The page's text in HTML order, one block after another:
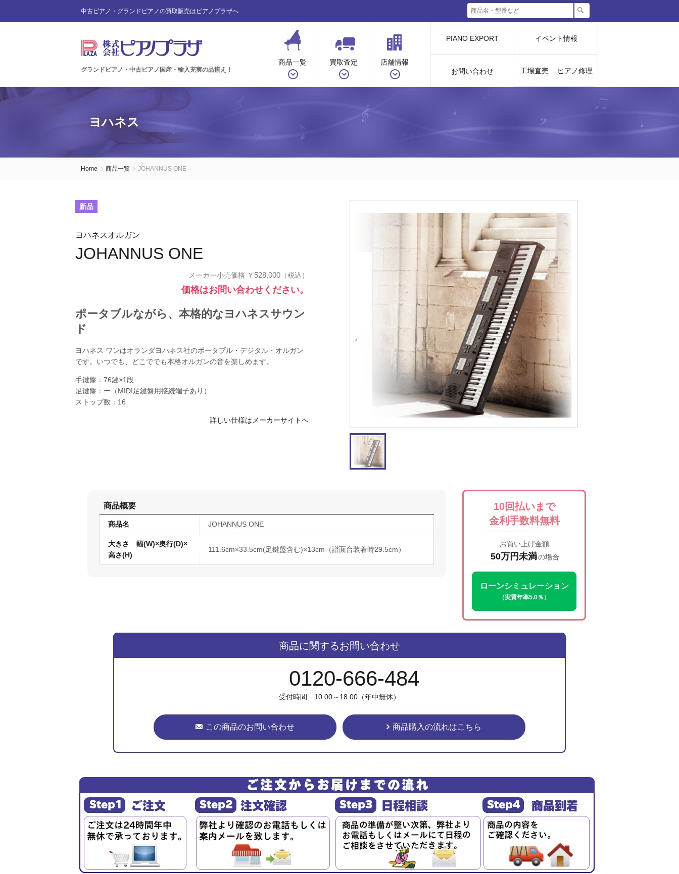
中古ピアノ・グランドピアノの買取販売はピアノプラザへ
グランドピアノ・中古ピアノ国産・輸入充実の品揃え！
商品一覧 買取査定 店舗情報
PIANO EXPORT
お問い合わせ
イベント情報
工場直売 ピアノ修理
ヨハネス
Home 商品一覧 JOHANNUS ONE
新品
ヨハネスオルガン
JOHANNUS ONE
メーカー小売価格 ￥ 528,000 （税込）
価格はお問い合わせください。
ポータブルながら、本格的なヨハネスサウン
ド
ヨハネス ワンはオランダヨハネス社のポータブル・デジタル・オルガン
です。いつでも、どこででも本格オルガンの音を楽しめます。
手鍵盤：76鍵×1段
足鍵盤：ー（MIDI足鍵盤用接続端子あり）
ストップ数：16
詳しい仕様はメーカーサイトへ
10回払いまで
金利手数料無料
お買い上げ金額
50万円未満の場合
ローンシミュレーション
（実質年率5.0％）
商品概要
商品名 JOHANNUS ONE
大きさ 幅(W)×奥行(D)×
高さ(H)
111.6cm×33.5cm(足鍵盤含む)×13cm（譜面台装着時29.5cm）
商品に関するお問い合わせ
0120-666-484
受付時間 10:00～18:00（年中無休）
この商品のお問い合わせ 商品購入の流れはこちら